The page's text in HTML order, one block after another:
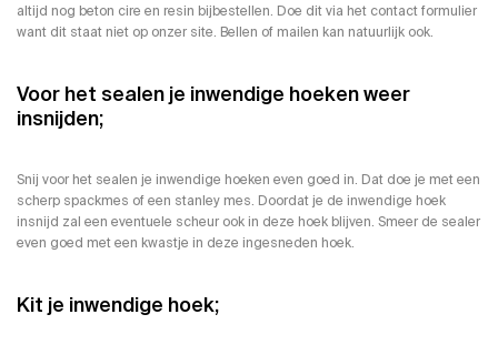
altijd nog beton cire en resin bijbestellen. Doe dit via het contact formulier
want dit staat niet op onzer site. Bellen of mailen kan natuurlijk ook.
Voor het sealen je inwendige hoeken weer
insnijden;
Snij voor het sealen je inwendige hoeken even goed in. Dat doe je met een
scherp spackmes of een stanley mes. Doordat je de inwendige hoek
insnijd zal een eventuele scheur ook in deze hoek blijven. Smeer de sealer
even goed met een kwastje in deze ingesneden hoek.
Kit je inwendige hoek;